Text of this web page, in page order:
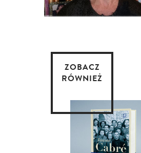
ZOBACZ
RÓWNIEŻ